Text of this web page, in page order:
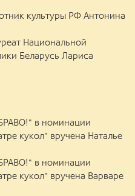
культуры РФ Антонина
Национальной
Беларусь Лариса
в номинации
кукол" вручена Наталье
в номинации
кукол" вручена Варваре